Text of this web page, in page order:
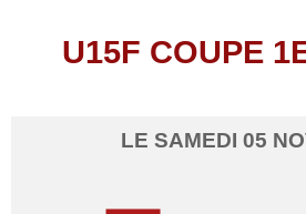
U15F COUPE
LE SAMEDI 05